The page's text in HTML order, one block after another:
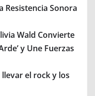
Resistencia Sonora
Wald Convierte
y Une Fuerzas
el rock y los